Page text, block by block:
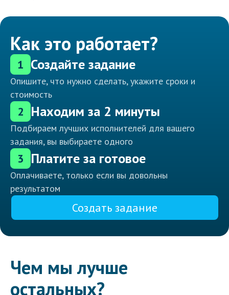
Как это работает?
1 Создайте задание
Опишите, что нужно сделать, укажите сроки и
стоимость
2 Находим за 2 минуты
Подбираем лучших исполнителей для вашего
задания, вы выбираете одного
3 Платите за готовое
Оплачиваете, только если вы довольны
результатом
Создать задание
Чем мы лучше
остальных?